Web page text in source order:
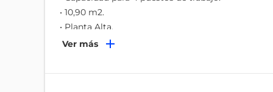
• 10,90 m2.
• Planta Alta.
• Equipamiento completo de la oficina:
• Aire acondicionado.
Ver más